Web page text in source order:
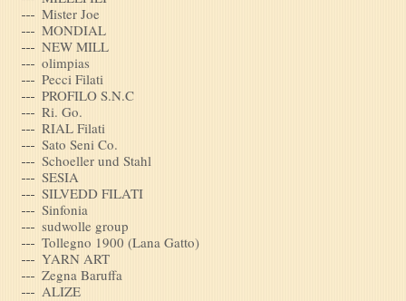
Mister Joe
MONDIAL
NEW MILL
olimpias
Pecci Filati
PROFILO S.N.C
Ri. Go.
RIAL Filati
Sato Seni Co.
Schoeller und Stahl
SESIA
SILVEDD FILATI
Sinfonia
sudwolle group
Tollegno 1900 (Lana Gatto)
YARN ART
Zegna Baruffa
ALIZE